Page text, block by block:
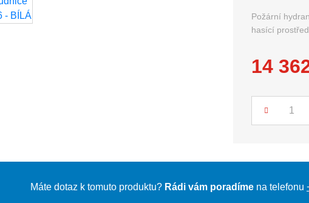
Požární
hasící
14
Počet
Máte dotaz k tomuto produktu? Rádi vám poradíme na telefonu